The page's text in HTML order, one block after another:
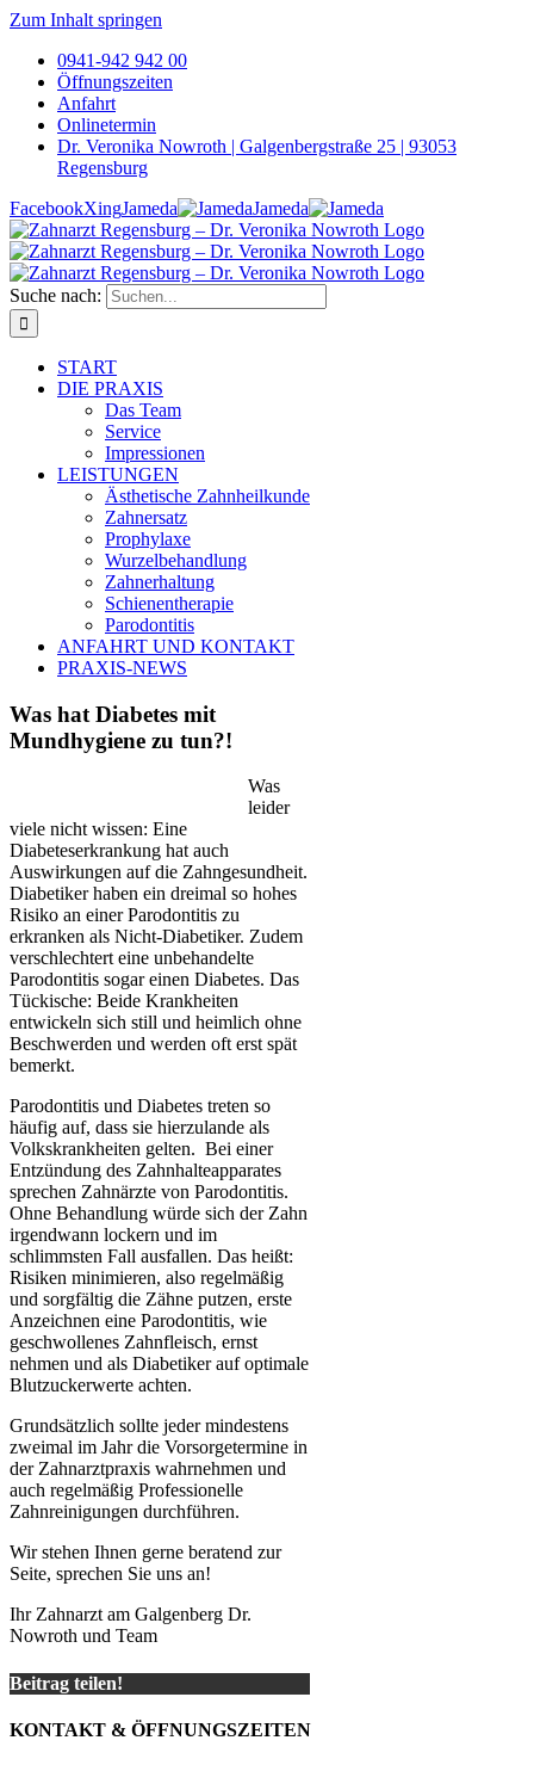
Zum Inhalt springen
0941-942 942 00
Öffnungszeiten
Anfahrt
Onlinetermin
Dr. Veronika Nowroth | Galgenbergstraße 25 | 93053
Regensburg
FacebookXingJameda Jameda
Suche nach:
START
DIE PRAXIS
Das Team
Service
Impressionen
LEISTUNGEN
Ästhetische Zahnheilkunde
Zahnersatz
Prophylaxe
Wurzelbehandlung
Zahnerhaltung
Schienentherapie
Parodontitis
ANFAHRT UND KONTAKT
PRAXIS-NEWS
Was hat Diabetes mit
Mundhygiene zu tun?!
Was
leider
viele nicht wissen: Eine
Diabeteserkrankung hat auch
Auswirkungen auf die Zahngesundheit.
Diabetiker haben ein dreimal so hohes
Risiko an einer Parodontitis zu
erkranken als Nicht-Diabetiker. Zudem
verschlechtert eine unbehandelte
Parodontitis sogar einen Diabetes. Das
Tückische: Beide Krankheiten
entwickeln sich still und heimlich ohne
Beschwerden und werden oft erst spät
bemerkt.
Parodontitis und Diabetes treten so
häufig auf, dass sie hierzulande als
Volkskrankheiten gelten. Bei einer
Entzündung des Zahnhalteapparates
sprechen Zahnärzte von Parodontitis.
Ohne Behandlung würde sich der Zahn
irgendwann lockern und im
schlimmsten Fall ausfallen. Das heißt:
Risiken minimieren, also regelmäßig
und sorgfältig die Zähne putzen, erste
Anzeichnen eine Parodontitis, wie
geschwollenes Zahnfleisch, ernst
nehmen und als Diabetiker auf optimale
Blutzuckerwerte achten.
Grundsätzlich sollte jeder mindestens
zweimal im Jahr die Vorsorgetermine in
der Zahnarztpraxis wahrnehmen und
auch regelmäßig Professionelle
Zahnreinigungen durchführen.
Wir stehen Ihnen gerne beratend zur
Seite, sprechen Sie uns an!
Ihr Zahnarzt am Galgenberg Dr.
Nowroth und Team
Beitrag teilen!
KONTAKT & ÖFFNUNGSZEITEN